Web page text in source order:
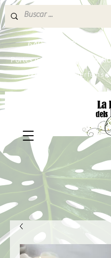
640 377 187
Portes pagados a partir de